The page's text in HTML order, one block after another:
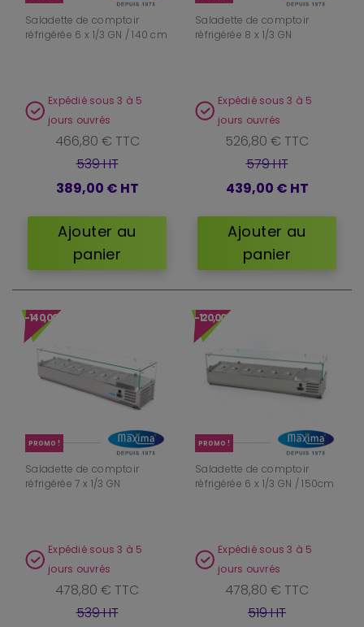
Saladette de comptoir
réfrigérée 6 x 1/3 GN / 140 cm
Expédié sous 3 à 5
jours ouvrés
466,80 € TTC
539 HT
389,00 € HT
Ajouter au
panier
Saladette de comptoir
réfrigérée 8 x 1/3 GN
Expédié sous 3 à 5
jours ouvrés
526,80 € TTC
579 HT
439,00 € HT
Ajouter au
panier
-140,00 €
PROMO !
Saladette de comptoir
réfrigérée 7 x 1/3 GN
Expédié sous 3 à 5
jours ouvrés
478,80 € TTC
539 HT
-120,00 €
PROMO !
Saladette de comptoir
réfrigérée 6 x 1/3 GN / 150cm
Expédié sous 3 à 5
jours ouvrés
478,80 € TTC
519 HT